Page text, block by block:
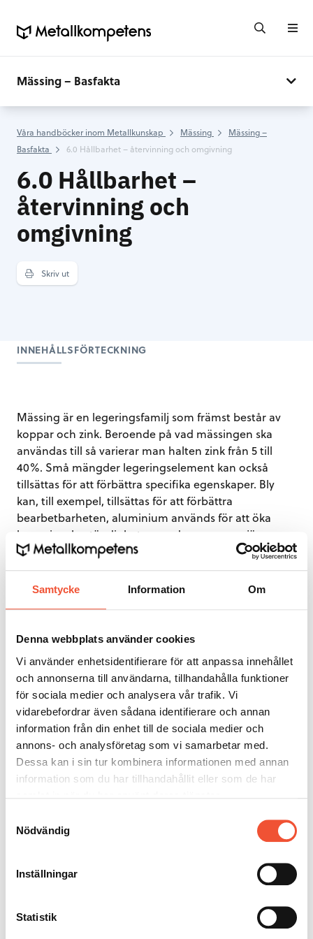
Samtycke Information Om
Denna webbplats använder cookies
Vi använder enhetsidentifierare för att anpassa innehållet
och annonserna till användarna, tillhandahålla funktioner
för sociala medier och analysera vår trafik. Vi
vidarebefordrar även sådana identifierare och annan
information från din enhet till de sociala medier och
annons- och analysföretag som vi samarbetar med.
Dessa kan i sin tur kombinera informationen med annan
information som du har tillhandahållit eller som de har
Nödvändig
Inställningar
Statistik
Mässing – Basfakta
Våra handböcker inom Metallkunskap Mässing
Mässing –
Basfakta
6.0 Hållbarhet – återvinning och omgivning
6.0 Hållbarhet –
återvinning och
omgivning
Skriv ut
INNEHÅLLSFÖRTECKNING
Mässing är en legeringsfamilj som främst består av
koppar och zink. Beroende på vad mässingen ska
användas till så varierar man halten zink från 5 till
40%. Små mängder legeringselement kan också
tillsättas för att förbättra specifika egenskaper. Bly
kan, till exempel, tillsättas för att förbättra
bearbetbarheten, aluminium används för att öka
korrosionsbeständigheten medan mangan, järn,
tenn och aluminium vanligtvis tillsättes för att
förbättra hållfastheten i materialet.
många länder önskar lyfta fram detta. Återvinning av
människors hälsa, är därför två avgörande aspekter
när det gäller hållbarhet. Det är därför stort fokus på
dessa aspekter vid utveckling av nya material och
produkt.
Inom mässingsindustrin har det på senare år skett en
global utveckling av tekniker för återvinning. Detta
för att maximera mängden återvunnet skrot från
används ca 80% återvunnet skrot i tillverkningen av
nya mässingsprodukter, vilket bidrar till att både göra
miljövänlig. Mässing är därför ansedd som en av de
mest återvinningsbara legeringar och följaktligen en